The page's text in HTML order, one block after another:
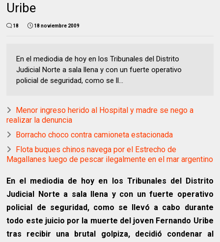
Uribe
18 18 noviembre 2009
En el mediodia de hoy en los Tribunales del Distrito
Judicial Norte a sala llena y con un fuerte operativo
policial de seguridad, como se ll...
Menor ingreso herido al Hospital y madre se nego a
realizar la denuncia
Borracho choco contra camioneta estacionada
Flota buques chinos navega por el Estrecho de
Magallanes luego de pescar ilegalmente en el mar argentino
En el mediodia de hoy en los Tribunales del Distrito
Judicial Norte a sala llena y con un fuerte operativo
policial de seguridad, como se llevó a cabo durante
todo este juicio por la muerte del joven Fernando Uribe
tras recibir una brutal golpiza, decidió condenar al